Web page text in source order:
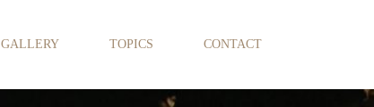
GALLERY TOPICS CONTACT